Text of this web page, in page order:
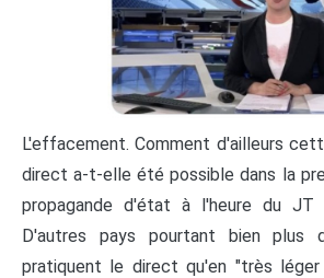
L'effacement. Comment d'ailleurs
direct a-t-elle été possible dans la
propagande d'état à l'heure du
D'autres pays pourtant bien plus
pratiquent le direct qu'en "très léger